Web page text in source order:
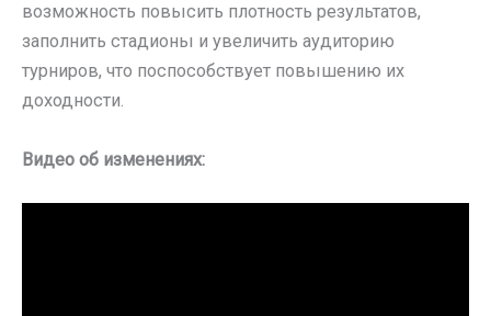
возможность повысить плотность результатов,
заполнить стадионы и увеличить аудиторию
турниров, что поспособствует повышению их
доходности.
Видео об изменениях: